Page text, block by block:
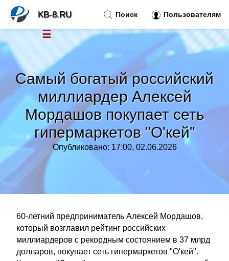
Самый богатый российский
миллиардер Алексей
Мордашов покупает сеть
гипермаркетов "О'кей"
Опубликовано: 17:00, 02.06.2026
60-летний предприниматель Алексей Мордашов,
который возглавил рейтинг российских
миллиардеров с рекордным состоянием в 37 млрд
долларов, покупает сеть гипермаркетов "О'кей".
Поиск Пользователям
KB-8.RU
☰
Тренды новостей»
Рубрики»
Правила »